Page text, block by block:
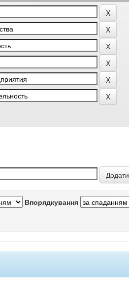
Впорядкування